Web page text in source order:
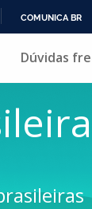
PARA
COMUNICA BR
Dúvidas